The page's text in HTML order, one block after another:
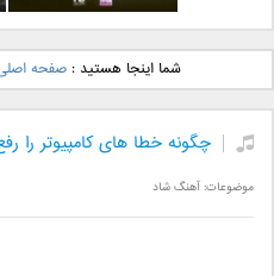
دانلود آهنگ جدید بهنام
بانی بنام قرص قمر 2
شما اینجا هستید :صفحه
چگونه خطا های کامپیوتر را
موضوعات:آهنگ شاد